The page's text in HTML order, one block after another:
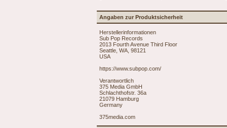
Angaben zur Produktsicherheit
Herstellerinformationen
Sub Pop Records
2013 Fourth Avenue Third Floor
Seattle, WA, 98121
USA
https://www.subpop.com/
Verantwortlich
375 Media GmbH
Schlachthofstr. 36a
21079 Hamburg
Germany
375media.com